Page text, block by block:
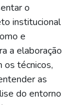
o
institucional
e
a elaboração
os técnicos,
as
do entorno